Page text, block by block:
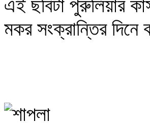
এই ছবিটা পুরুলিয়ার
মকর সংক্রান্তির দিনে